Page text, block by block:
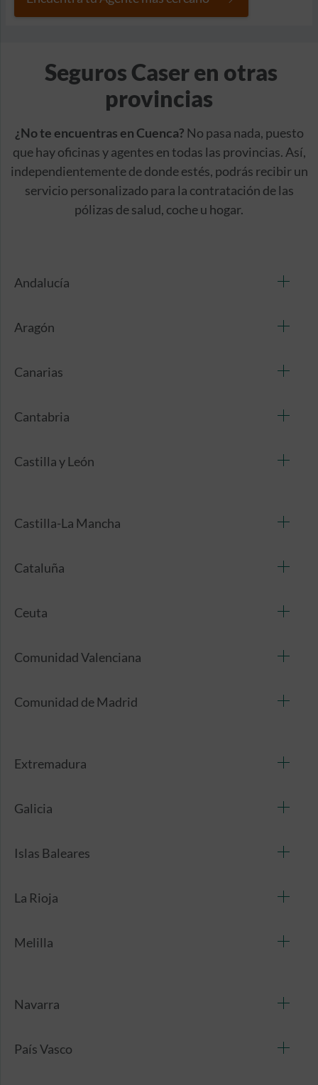
Seguros Caser en otras
provincias
¿No te encuentras en Cuenca? No pasa nada, puesto
que hay oficinas y agentes en todas las provincias. Así,
independientemente de donde estés, podrás recibir un
servicio personalizado para la contratación de las
pólizas de salud, coche u hogar.
Andalucía
Aragón
Canarias
Cantabria
Castilla y León
Castilla-La Mancha
Cataluña
Ceuta
Comunidad Valenciana
Comunidad de Madrid
Extremadura
Galicia
Islas Baleares
La Rioja
Melilla
Navarra
País Vasco